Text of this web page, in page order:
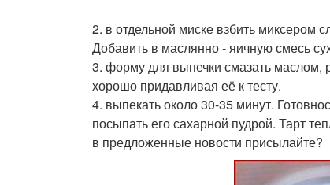
2. в отдельной миске взбить миксером
Добавить в маслянно - яичную смесь
3. форму для выпечки смазать маслом,
хорошо придавливая её к тесту.
4. выпекать около 30-35 минут.
посыпать его сахарной пудрой. Тарт
в предложенные новости присылайте?